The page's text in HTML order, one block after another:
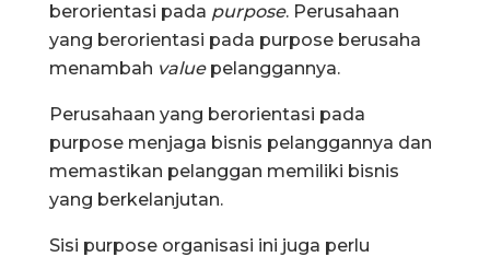
berorientasi pada purpose. Perusahaan
yang berorientasi pada purpose berusaha
menambah valuepelanggannya.
Perusahaan yang berorientasi pada
purpose menjaga bisnis pelanggannya dan
memastikan pelanggan memiliki bisnis
yang berkelanjutan.
Sisi purpose organisasi ini juga perlu